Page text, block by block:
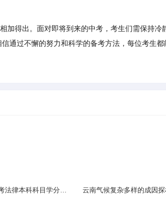
得出。面对即将到来的中考，考生们需保持冷
通过不懈的努力和科学的备考方法，每位考生都
云南气候复杂多样的成因